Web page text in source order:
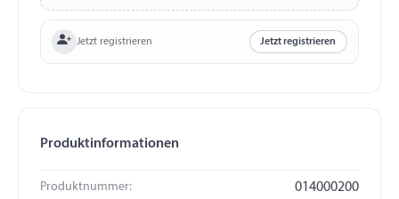
Jetzt registrieren Jetzt registrieren
Produktinformationen
Produktnummer: 014000200